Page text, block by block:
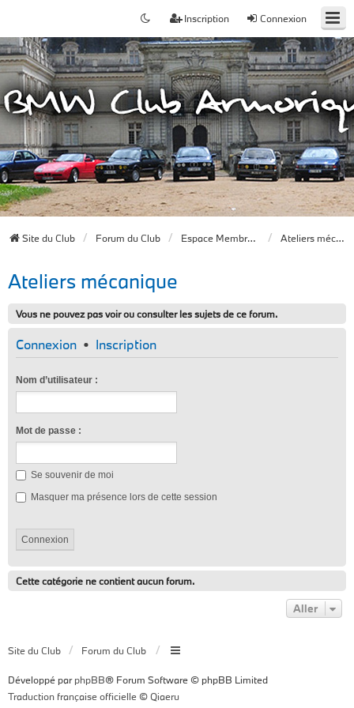
Connexion
Inscription
Site du Club Forum du Club Espace Membres du Club Ateliers mécanique
Ateliers mécanique
Vous ne pouvez pas voir ou consulter les sujets de ce forum.
Connexion • Inscription
Nom d’utilisateur :
Mot de passe :
Se souvenir de moi
Masquer ma présence lors de cette session
Cette catégorie ne contient aucun forum.
Aller
Site du Club Forum du Club
Développé parphpBB® Forum Software © phpBB Limited
Traduction française officielle ©Qiaeru